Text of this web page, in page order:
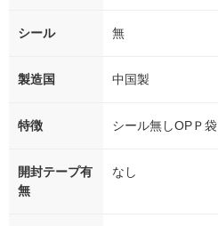
シール 無
製造国 中国製
特徴 シール無しOPＰ袋
開封テープ有
無
なし